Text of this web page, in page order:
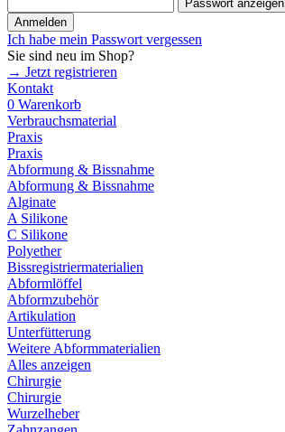
Passwort anzeigen
Anmelden
Ich habe mein Passwort vergessen
Sie sind neu im Shop?
→ Jetzt registrieren
Kontakt
0 Warenkorb
Verbrauchsmaterial
Praxis
Praxis
Abformung & Bissnahme
Abformung & Bissnahme
Alginate
A Silikone
C Silikone
Polyether
Bissregistriermaterialien
Abformlöffel
Abformzubehör
Artikulation
Unterfütterung
Weitere Abformmaterialien
Alles anzeigen
Chirurgie
Chirurgie
Wurzelheber